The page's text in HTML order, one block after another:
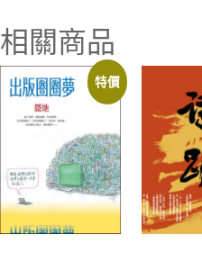
相關商品
特價